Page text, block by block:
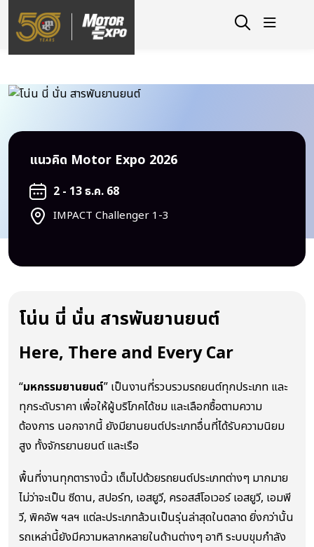
แนวคิด Motor Expo 2026
2 - 13 ธ.ค. 68
IMPACT Challenger 1-3
โน่น นี่ นั่น สารพันยานยนต์
Here, There and Every Car
“มหกรรมยานยนต์” เป็นงานที่รวบรวมรถยนต์ทุกประเภท และ
ทุกระดับราคา เพื่อให้ผู้บริโภคได้ชม และเลือกซื้อตามความ
ต้องการ นอกจากนี้ ยังมียานยนต์ประเภทอื่นที่ได้รับความนิยม
สูง ทั้งจักรยานยนต์ และเรือ
พื้นที่งานทุกตารางนิ้ว เต็มไปด้วยรถยนต์ประเภทต่างๆ มากมาย
ไม่ว่าจะเป็น ซีดาน, สปอร์ท, เอสยูวี, ครอสส์โอเวอร์ เอสยูวี, เอมพี
วี, พิคอัพ ฯลฯ แต่ละประเภทล้วนเป็นรุ่นล่าสุดในตลาด ยิ่งกว่านั้น
รถเหล่านี้ยังมีความหลากหลายในด้านต่างๆ อาทิ ระบบขุมกำลัง